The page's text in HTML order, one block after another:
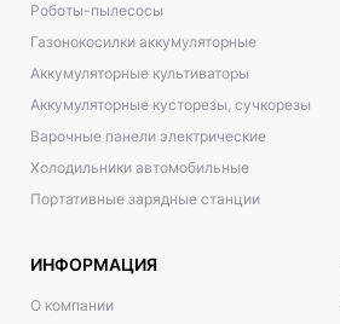
Роботы-пылесосы
Газонокосилки аккумуляторные
Аккумуляторные культиваторы
Аккумуляторные кусторезы, сучкорезы
Варочные панели электрические
Холодильники автомобильные
Портативные зарядные станции
ИНФОРМАЦИЯ
О компании